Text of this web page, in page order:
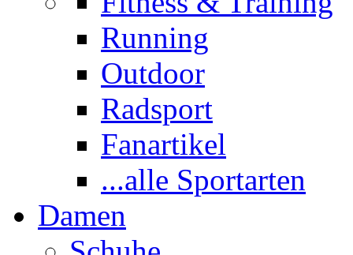
Running
Outdoor
Radsport
Fanartikel
...alle Sportarten
Damen